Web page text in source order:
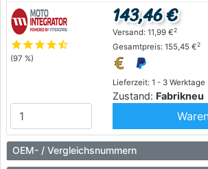
starstarstarstarstar_half
(97 %)
Lieferzeit: 1 - 3 Werktage
Zustand: Fabrikneu
143,46 €
Versand: 11,99 €2
Gesamtpreis: 155,45 €2
OEM- / Vergleichsnummern